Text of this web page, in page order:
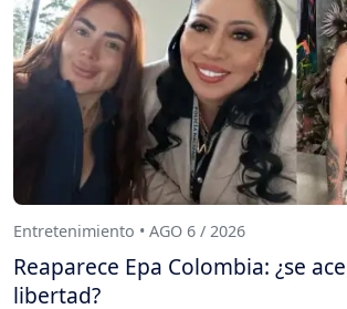
Entretenimiento • AGO 6 / 2026
Reaparece Epa Colombia: ¿se
libertad?